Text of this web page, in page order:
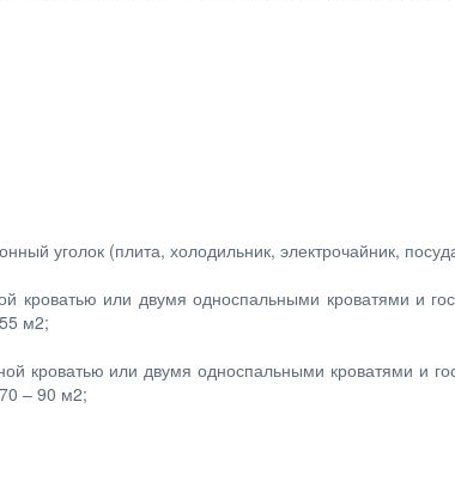
уголок (плита, холодильник, электрочайник,
или двумя односпальными кроватями и
м2;
кроватью или двумя односпальными кроватями и
– 90 м2;